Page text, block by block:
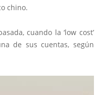
chino.
cuando la ‘low cost’
de sus cuentas, según